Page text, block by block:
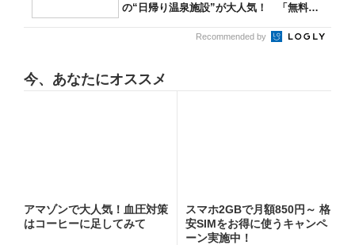
の“日帰り温泉施設”が大人気！ 「無料送
Recommended by
今、あなたにオススメ
アマゾンで大人気！血圧対策
はコーヒーに足してみて
スマホ2GBで月額850円～ 格
安SIMをお得に使うキャンペ
ーン実施中！